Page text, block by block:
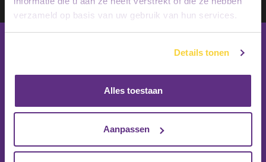
verzameld op basis van uw gebruik van hun services.
Details tonen
Alles toestaan
Aanpassen
Inschrijven